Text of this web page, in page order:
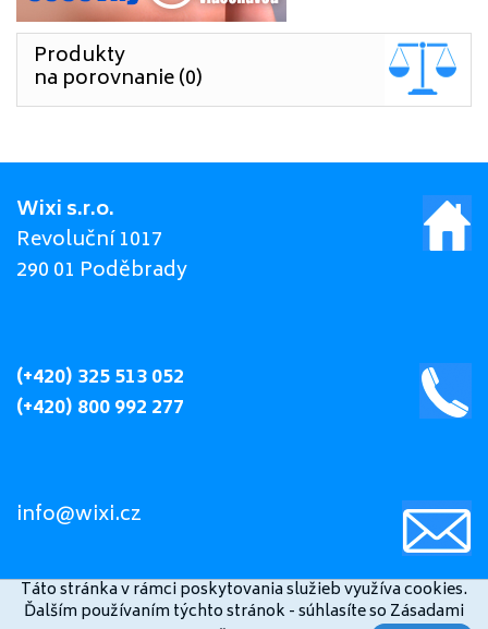
Produkty
na porovnanie (0)
Wixi s.r.o.
Revoluční 1017
290 01 Poděbrady
(+420) 325 513 052
(+420) 800 992 277
info@wixi.cz
Táto stránka v rámci poskytovania služieb využíva cookies.
Ďalším používaním týchto stránok - súhlasíte so Zásadami